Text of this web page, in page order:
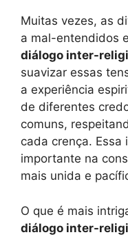
Muitas vezes, as
a mal-entendidos
diálogo inter-
suavizar essas
a experiência
de diferentes
comuns,
cada crença. Essa
importante na
mais unida e
O que é mais
diálogo inter-